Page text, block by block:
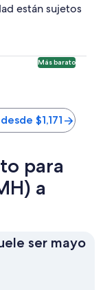
están sujetos
Más barato
$1,171
para
a
ser mayoEl